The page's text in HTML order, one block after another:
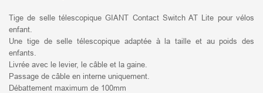
Tige de selle télescopique GIANT Contact Switch AT Lite pour vélos
enfant.
Une tige de selle télescopique adaptée à la taille et au poids des
enfants.
Livrée avec le levier, le câble et la gaine.
Passage de câble en interne uniquement.
Débattement maximum de 100mm